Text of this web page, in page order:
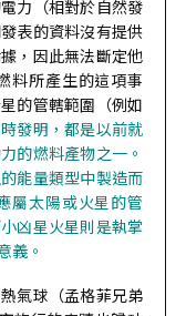
力（相對於自然發
表的資料沒有提供
，因此無法斷定他
料所產生的這項事
的管轄範圍（例如
發明，都是以前就
的燃料產物之一。
能量類型中製造而
屬太陽或火星的管
凶星火星則是執掌
義。
氣球（孟格菲兄弟